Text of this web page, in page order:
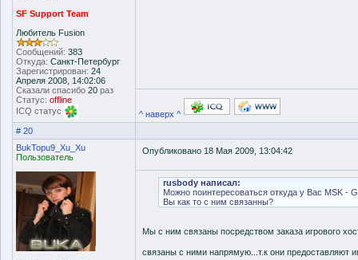
SF Support Team
Любитель Fusion
Сообщений: 383
Откуда: Санкт-Петербург
Зарегистрирован: 24
Апреля 2008, 14:02:06
Сказали спасибо 20 раз
Статус: offline
ICQ статус
^ наверх ^
# 20
BukTopu9_Xu_Xu
Пользователь
Опубликовано 18 Мая 2009, 13:04:42
rusbody написал:
Можно поинтересоваться откуда у Вас MSK -
Вы как то с ним связанны?
Мы с ним связаны посредством заказа игрового
связаны с ними напрямую...т.к они предоставляют